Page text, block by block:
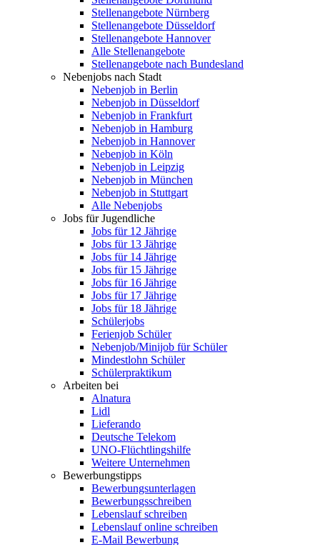
Stellenangebote Nürnberg
Stellenangebote Düsseldorf
Stellenangebote Hannover
Alle Stellenangebote
Stellenangebote nach Bundesland
Nebenjobs nach Stadt
Nebenjob in Berlin
Nebenjob in Düsseldorf
Nebenjob in Frankfurt
Nebenjob in Hamburg
Nebenjob in Hannover
Nebenjob in Köln
Nebenjob in Leipzig
Nebenjob in München
Nebenjob in Stuttgart
Alle Nebenjobs
Jobs für Jugendliche
Jobs für 12 Jährige
Jobs für 13 Jährige
Jobs für 14 Jährige
Jobs für 15 Jährige
Jobs für 16 Jährige
Jobs für 17 Jährige
Jobs für 18 Jährige
Schülerjobs
Ferienjob Schüler
Nebenjob/Minijob für Schüler
Mindestlohn Schüler
Schülerpraktikum
Arbeiten bei
Alnatura
Lidl
Lieferando
Deutsche Telekom
UNO-Flüchtlingshilfe
Weitere Unternehmen
Bewerbungstipps
Bewerbungsunterlagen
Bewerbungsschreiben
Lebenslauf schreiben
Lebenslauf online schreiben
E-Mail Bewerbung